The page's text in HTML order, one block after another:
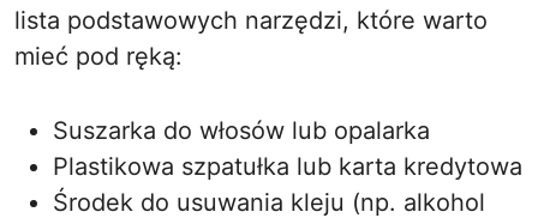
lista podstawowych narzędzi, które warto
mieć pod ręką:
Suszarka do włosów lub opalarka
Plastikowa szpatułka lub karta kredytowa
Środek do usuwania kleju (np. alkohol